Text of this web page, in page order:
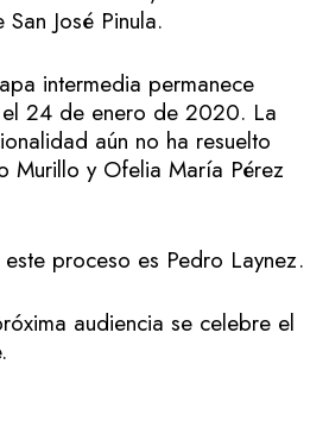
José Pinula.
intermedia permanece
24 de enero de 2020. La
aún no ha resuelto
Murillo y Ofelia María Pérez
proceso es Pedro Laynez.
audiencia se celebre el